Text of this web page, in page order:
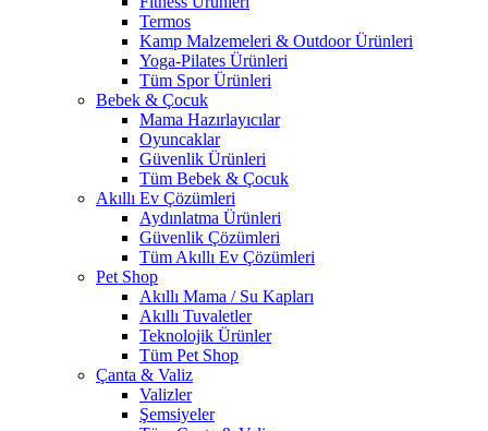
Termos
Kamp Malzemeleri & Outdoor Ürünleri
Yoga-Pilates Ürünleri
Tüm Spor Ürünleri
Bebek & Çocuk
Mama Hazırlayıcılar
Oyuncaklar
Güvenlik Ürünleri
Tüm Bebek & Çocuk
Akıllı Ev Çözümleri
Aydınlatma Ürünleri
Güvenlik Çözümleri
Tüm Akıllı Ev Çözümleri
Pet Shop
Akıllı Mama / Su Kapları
Akıllı Tuvaletler
Teknolojik Ürünler
Tüm Pet Shop
Çanta & Valiz
Valizler
Şemsiyeler